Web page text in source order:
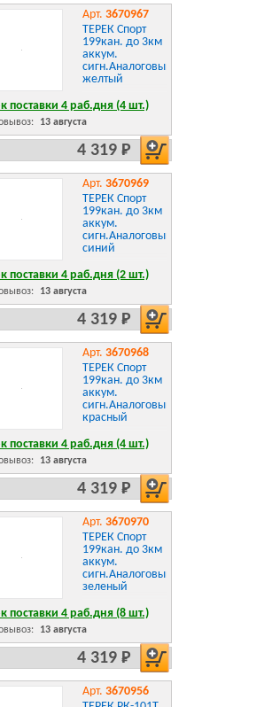
Арт. 3670967
ТЕРЕК Спорт
199кан. до 3км
аккум.
сигн.Аналоговый
желтый
поставки 4 раб.дня (4 шт.)
13 августа
4 319 Р
Арт. 3670969
ТЕРЕК Спорт
199кан. до 3км
аккум.
сигн.Аналоговый
синий
поставки 4 раб.дня (2 шт.)
13 августа
4 319 Р
Арт. 3670968
ТЕРЕК Спорт
199кан. до 3км
аккум.
сигн.Аналоговый
красный
поставки 4 раб.дня (4 шт.)
13 августа
4 319 Р
Арт. 3670970
ТЕРЕК Спорт
199кан. до 3км
аккум.
сигн.Аналоговый
зеленый
поставки 4 раб.дня (8 шт.)
13 августа
4 319 Р
Арт. 3670956